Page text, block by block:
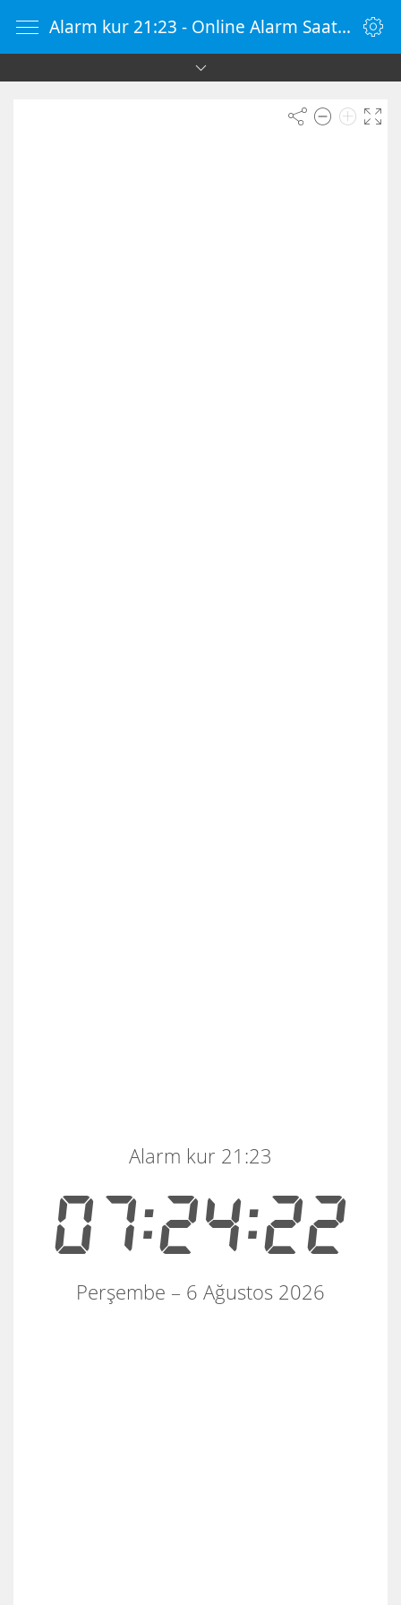
Alarm kur 21:23 - Online Alarm Saati - Alarm Kur
07:24:22
Alarm kur 21:23
Perşembe – 6 Ağustos 2026